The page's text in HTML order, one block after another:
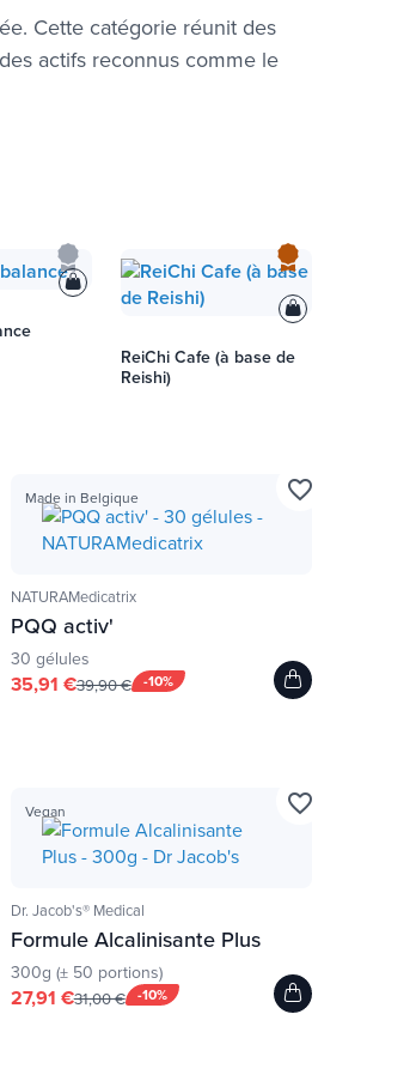
Cette catégorie réunit des
actifs reconnus comme le
ReiChi Cafe (à base de
Reishi)
Made in Belgique
NATURAMedicatrix
PQQ activ'
30 gélules
-10%
35,91 €39,90 €
favorite_border
Vegan
Dr. Jacob's® Medical
Formule Alcalinisante Plus
300g (± 50 portions)
-10%
27,91 €31,00 €
favorite_border